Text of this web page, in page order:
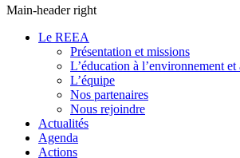
Main-header right
Le REEA
Présentation et missions
L’éducation à l’environnement
L’équipe
Nos partenaires
Nous rejoindre
Actualités
Agenda
Actions